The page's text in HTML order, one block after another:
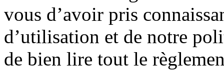
vous d’avoir pris
d’utilisation et de notre
de bien lire tout le